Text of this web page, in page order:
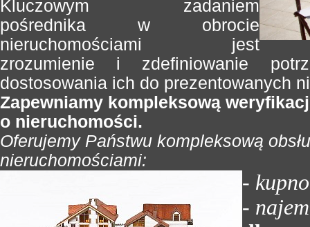
Kluczowym zadaniem
pośrednika w obrocie
nieruchomościami jest
zrozumienie i zdefiniowanie
dostosowania ich do prezentowanych
Zapewniamy kompleksową
o nieruchomości.
Oferujemy Państwu kompleksową
nieruchomościami:
-
-